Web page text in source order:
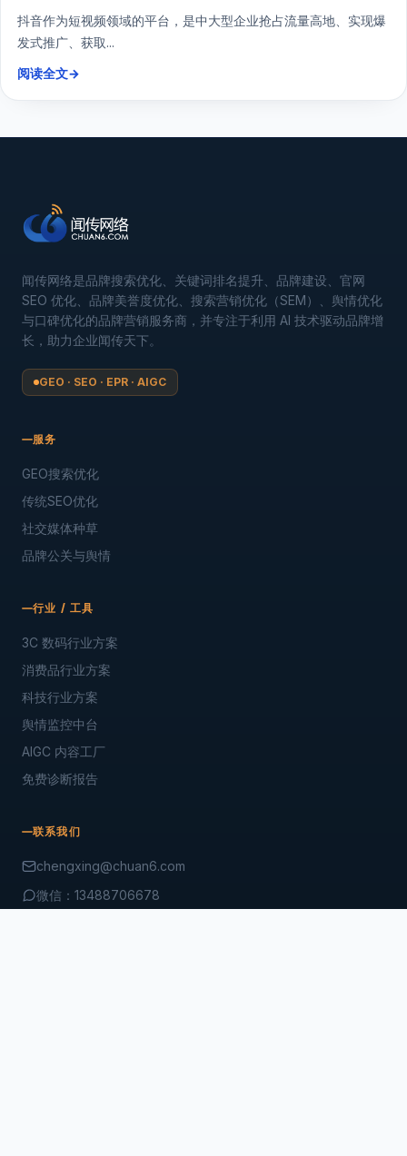
抖音作为短视频领域的平台，是中大型企业抢占流量高地、实现爆
发式推广、获取...
阅读全文→
闻传网络是品牌搜索优化、关键词排名提升、品牌建设、官网
SEO 优化、品牌美誉度优化、搜索营销优化（SEM）、舆情优化
与口碑优化的品牌营销服务商，并专注于利用 AI 技术驱动品牌增
长，助力企业闻传天下。
GEO · SEO · EPR · AIGC
服务
GEO搜索优化
传统SEO优化
社交媒体种草
品牌公关与舆情
行业 / 工具
3C 数码行业方案
消费品行业方案
科技行业方案
舆情监控中台
AIGC 内容工厂
免费诊断报告
联系我们
chengxing@chuan6.com
微信：13488706678